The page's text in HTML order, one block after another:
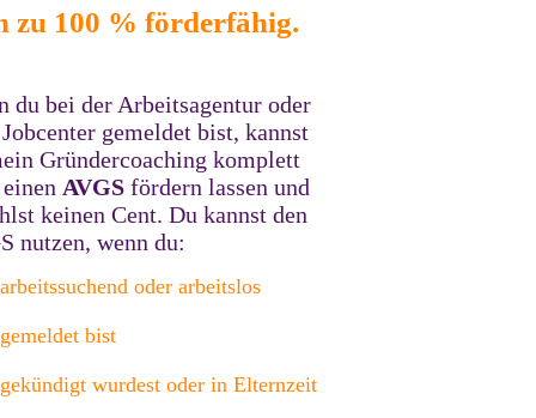
zu 100 % förderfähig.
du bei der Arbeitsagentur oder
gemeldet bist, kannst
Gründercoaching komplett
AVGSfördern lassen und
keinen Cent. Du kannst den
nutzen, wenn du:
arbeitssuchend oder arbeitslos
gemeldet bist
gekündigt wurdest oder in Elternzeit